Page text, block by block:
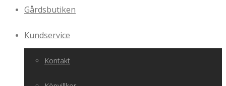
Gårdsbutiken
Kundservice
Kontakt